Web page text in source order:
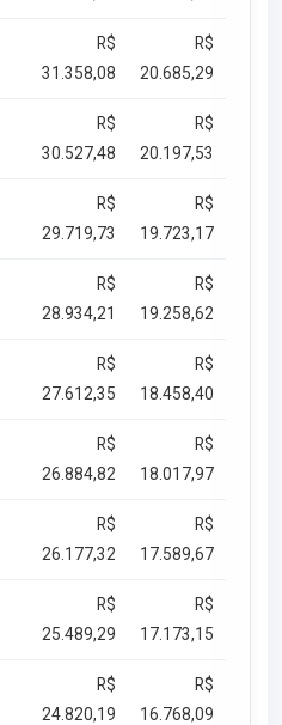
R$
31.358,08
R$
20.685,29
R$
30.527,48
R$
20.197,53
R$
29.719,73
R$
19.723,17
R$
28.934,21
R$
19.258,62
R$
27.612,35
R$
18.458,40
R$
26.884,82
R$
18.017,97
R$
26.177,32
R$
17.589,67
R$
25.489,29
R$
17.173,15
R$
24.820,19
R$
16.768,09